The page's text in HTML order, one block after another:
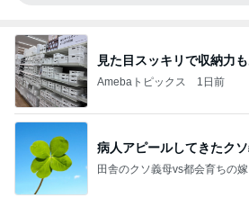
見た目スッキリで収納力
Amebaトピックス 1日前
病人アピールしてきたク
田舎のクソ義母vs都会育ちの嫁